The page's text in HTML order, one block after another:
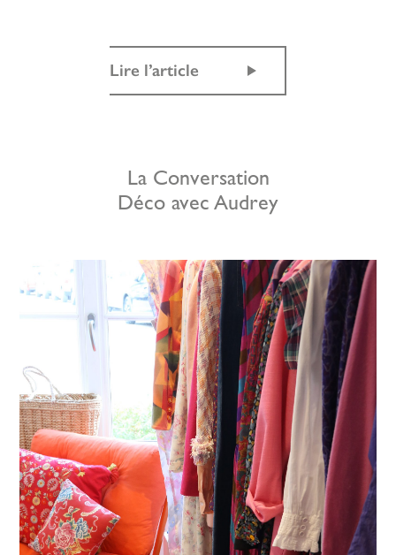
Lire l’article
La Conversation
Déco avec Audrey